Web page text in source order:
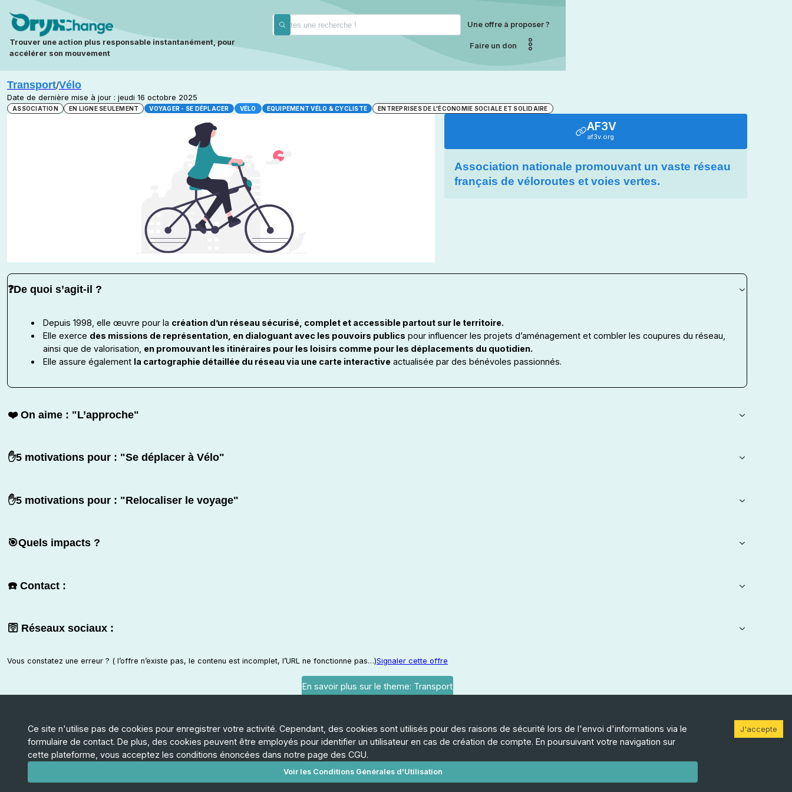
Trouver une action plus responsable instantanément, pour
accélérer son mouvement
Une offre à proposer ?
Faire un don
Transport/Vélo
Date de dernière mise à jour : jeudi 16 octobre 2025
ASSOCIATION EN LIGNE SEULEMENT VOYAGER - SE DÉPLACER VÉLO EQUIPEMENT VÉLO & CYCLISTE ENTREPRISES DE L'ÉCONOMIE SOCIALE ET SOLIDAIRE
AF3V
af3v.org
Association nationale promouvant un vaste réseau
français de véloroutes et voies vertes.
❓De quoi s’agit-il ?
Depuis 1998, elle œuvre pour la création d’un réseau sécurisé, complet et accessible partout sur le territoire.
Elle exerce des missions de représentation, en dialoguant avec les pouvoirs publics pour influencer les projets d’aménagement et combler les coupures du réseau,
ainsi que de valorisation, en promouvant les itinéraires pour les loisirs comme pour les déplacements du quotidien.
Elle assure également la cartographie détaillée du réseau via une carte interactive actualisée par des bénévoles passionnés.
❤️ On aime : "L’approche"
✋5 motivations pour : "Se déplacer à Vélo"
✋5 motivations pour : "Relocaliser le voyage"
🎯Quels impacts ?
☎️ Contact :
🛜 Réseaux sociaux :
Vous constatez une erreur ? ( l’offre n’existe pas, le contenu est incomplet, l’URL ne fonctionne pas…)Signaler cette offre
En savoir plus sur le theme: Transport
Ce site n'utilise pas de cookies pour enregistrer votre activité. Cependant, des cookies sont utilisés pour des raisons de sécurité lors de l'envoi d'informations via le
formulaire de contact. De plus, des cookies peuvent être employés pour identifier un utilisateur en cas de création de compte. En poursuivant votre navigation sur
cette plateforme, vous acceptez les conditions énoncées dans notre page des CGU.
Voir les Conditions Générales d'Utilisation
J'accepte
Faire un don
Une offre à proposer ?
Fonctionnalités à venir
LinkedIn
L'association: PADEO
L'équipe
Page légale (CGU)